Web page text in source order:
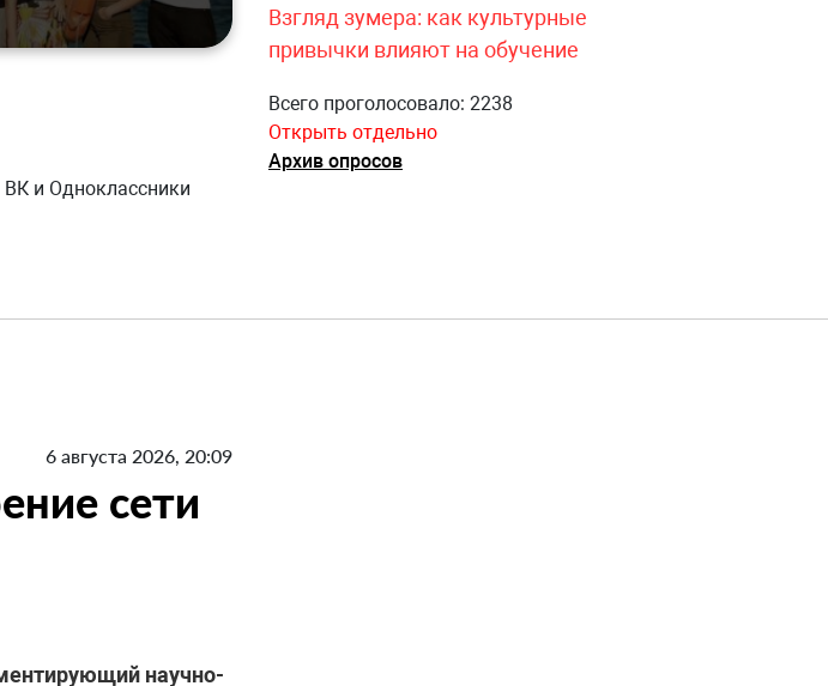
и Одноклассники
Взгляд зумера: как культурные
привычки влияют на обучение
Всего проголосовало: 2238
Открыть отдельно
Архив опросов
6 августа 2026, 20:09
сети
научно-